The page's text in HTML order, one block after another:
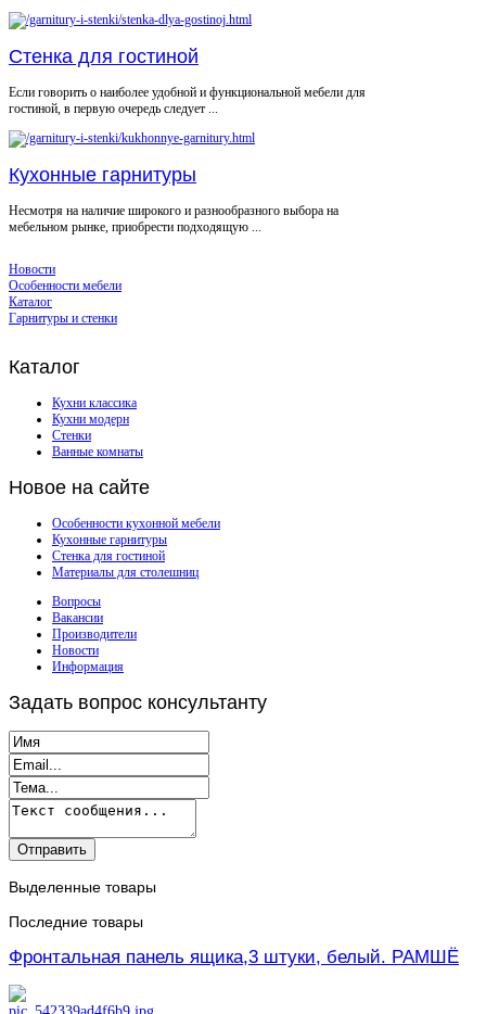
Стенка для гостиной
Если говорить о наиболее удобной и функциональной мебели для
гостиной, в первую очередь следует ...
Кухонные гарнитуры
Несмотря на наличие широкого и разнообразного выбора на
мебельном рынке, приобрести подходящую ...
Новости
Особенности мебели
Каталог
Гарнитуры и стенки
Каталог
Кухни классика
Кухни модерн
Стенки
Ванные комнаты
Новое на сайте
Особенности кухонной мебели
Кухонные гарнитуры
Стенка для гостиной
Материалы для столешниц
Вопросы
Вакансии
Производители
Новости
Информация
Задать вопрос консультанту
Выделенные товары
Последние товары
Фронтальная панель ящика,3 штуки, белый. РАМШЁ